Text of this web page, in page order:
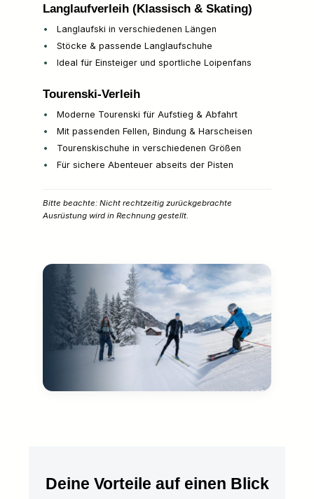
Langlaufverleih (Klassisch & Skating)
Langlaufski in verschiedenen Längen
Stöcke & passende Langlaufschuhe
Ideal für Einsteiger und sportliche Loipenfans
Tourenski-Verleih
Moderne Tourenski für Aufstieg & Abfahrt
Mit passenden Fellen, Bindung & Harscheisen
Tourenskischuhe in verschiedenen Größen
Für sichere Abenteuer abseits der Pisten
Bitte beachte: Nicht rechtzeitig zurückgebrachte
Ausrüstung wird in Rechnung gestellt.
Deine Vorteile auf einen Blick